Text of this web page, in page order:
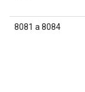
8081 a 8084